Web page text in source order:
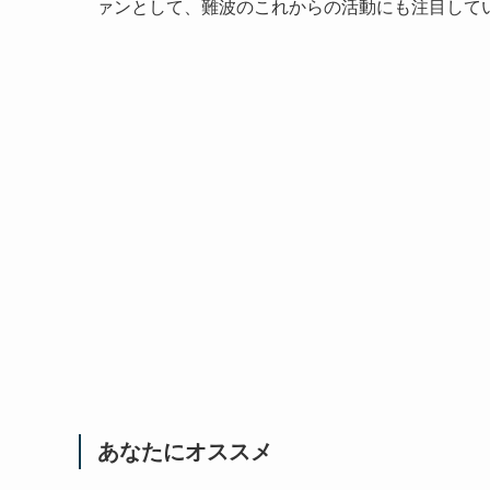
ァンとして、難波のこれからの活動にも注目して
あなたにオススメ